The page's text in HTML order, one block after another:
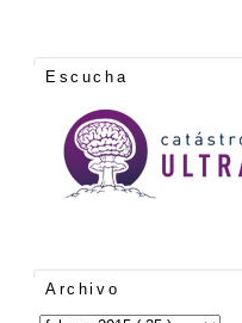
Escucha
Archivo